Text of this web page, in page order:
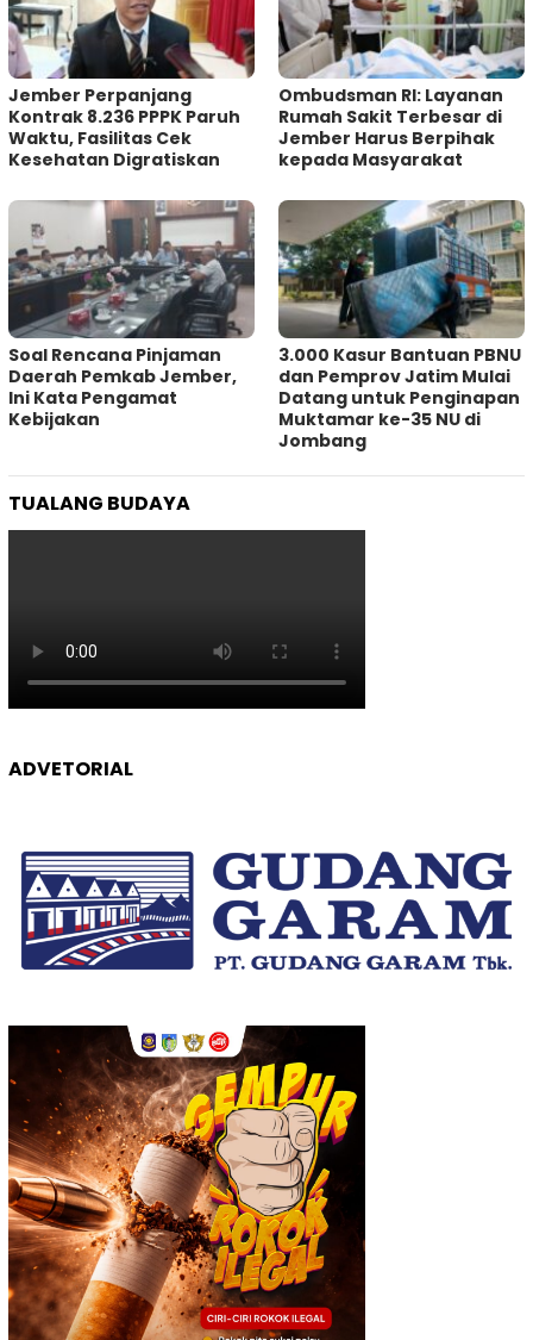
Jember Perpanjang
Kontrak 8.236 PPPK Paruh
Waktu, Fasilitas Cek
Kesehatan Digratiskan
Ombudsman RI: Layanan
Rumah Sakit Terbesar di
Jember Harus Berpihak
kepada Masyarakat
‎Soal Rencana Pinjaman
Daerah Pemkab Jember,
Ini Kata Pengamat
Kebijakan ‎
3.000 Kasur Bantuan PBNU
dan Pemprov Jatim Mulai
Datang untuk Penginapan
Muktamar ke-35 NU di
Jombang
TUALANG BUDAYA
ADVETORIAL